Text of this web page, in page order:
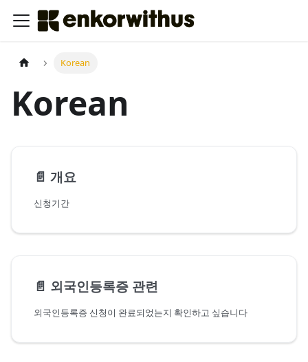
Korean
Korean
📄️ 개요
신청기간
📄️ 외국인등록증 관련
외국인등록증 신청이 완료되었는지 확인하고 싶습니다